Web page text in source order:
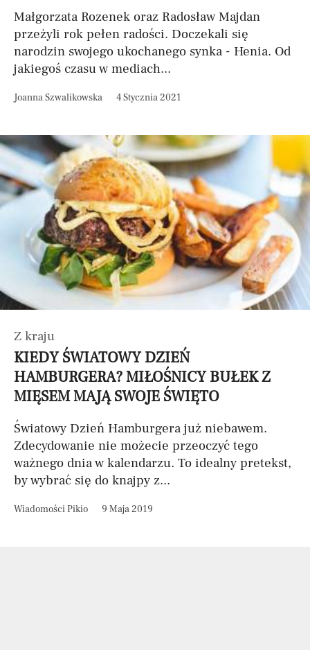
Małgorzata Rozenek oraz Radosław Majdan
przeżyli rok pełen radości. Doczekali się
narodzin swojego ukochanego synka - Henia. Od
jakiegoś czasu w mediach...
Joanna Szwalikowska 4 Stycznia 2021
Z kraju
KIEDY ŚWIATOWY DZIEŃ
HAMBURGERA? MIŁOŚNICY BUŁEK Z
MIĘSEM MAJĄ SWOJE ŚWIĘTO
Światowy Dzień Hamburgera już niebawem.
Zdecydowanie nie możecie przeoczyć tego
ważnego dnia w kalendarzu. To idealny pretekst,
by wybrać się do knajpy z...
Wiadomości Pikio 9 Maja 2019